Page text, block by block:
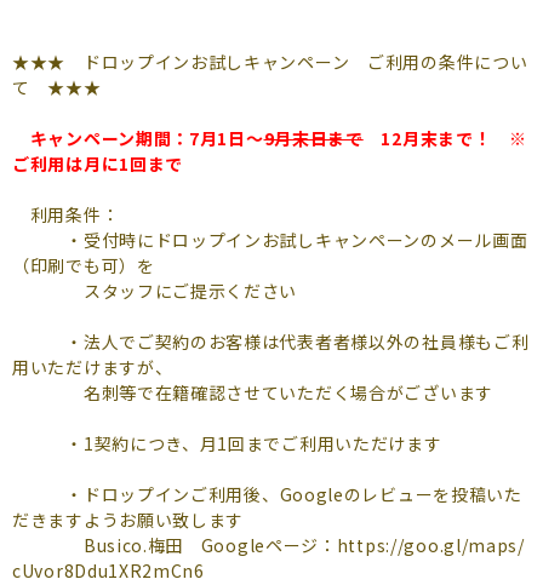
★★★ ドロップインお試しキャンペーン ご利用の条件につい
て ★★★
キャンペーン期間：7月1日～9月末日まで12月末まで！ ※
ご利用は月に1回まで
利用条件：
・受付時にドロップインお試しキャンペーンのメール画面
（印刷でも可）を
スタッフにご提示ください
・法人でご契約のお客様は代表者者様以外の社員様もご利
用いただけますが、
名刺等で在籍確認させていただく場合がございます
・1契約につき、月1回までご利用いただけます
・ドロップインご利用後、Googleのレビューを投稿いた
だきますようお願い致します
Busico.梅田 Googleページ：https://goo.gl/maps/
cUvor8Ddu1XR2mCn6